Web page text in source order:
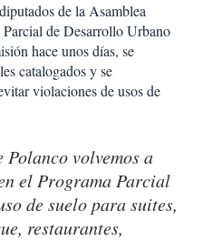
de la Asamblea
de Desarrollo Urbano
hace unos días, se
catalogados y se
violaciones de usos de
Polanco volvemos a
el Programa Parcial
de suelo para suites,
restaurantes,